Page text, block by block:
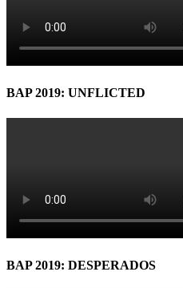
BAP 2019: UNFLICTED
BAP 2019: DESPERADOS